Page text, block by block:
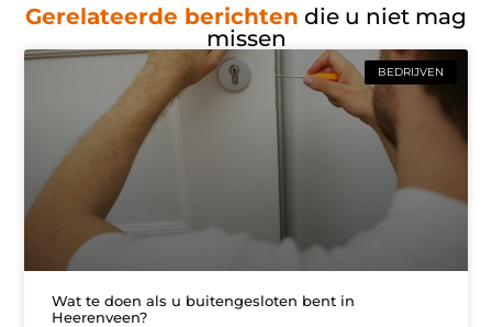
Gerelateerde berichten die u niet mag
missen
BEDRIJVEN
Wat te doen als u buitengesloten bent in
Heerenveen?